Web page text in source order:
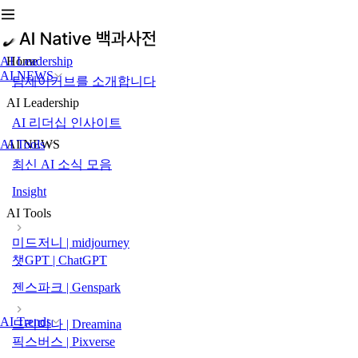
AI Leadership
AI NEWS
AI Tools
AI Trends
Home
팀제이커브를 소개합니다
AI Leadership
AI 리더십 인사이트
AI NEWS
최신 AI 소식 모음
Insight
AI Tools
미드저니 | midjourney
챗GPT | ChatGPT
젠스파크 | Genspark
드리미나 | Dreamina
픽스버스 | Pixverse